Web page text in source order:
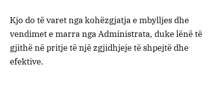
Kjo do të varet nga kohëzgjatja e mbylljes dhe
vendimet e marra nga Administrata, duke lënë të
gjithë në pritje të një zgjidhjeje të shpejtë dhe
efektive.